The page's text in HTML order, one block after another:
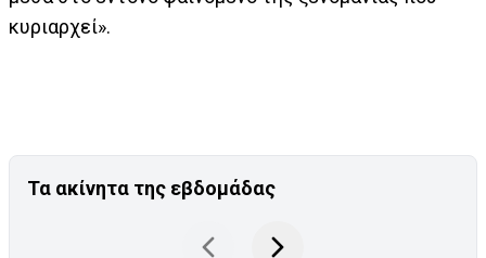
κυριαρχεί».
Τα ακίνητα της εβδομάδας